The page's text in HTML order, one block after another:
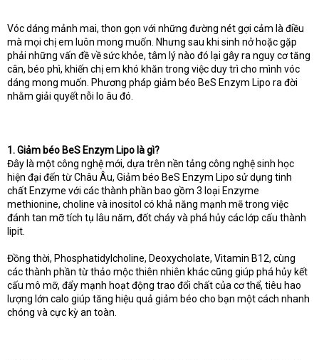
r
Vóc dáng mảnh mai, thon gọn với những đường nét gợi cảm là điều
mà mọi chị em luôn mong muốn. Nhưng sau khi sinh nở hoặc gặp
phải những vấn đề về sức khỏe, tâm lý nào đó lại gây ra nguy cơ tăng
cân, béo phì, khiến chị em khó khăn trong việc duy trì cho mình vóc
dáng mong muốn. Phương pháp giảm béo BeS Enzym Lipo ra đời
nhằm giải quyết nỗi lo âu đó.
1. Giảm béo BeS Enzym Lipo là gì?
Đây là một công nghệ mới, dựa trên nền tảng công nghệ sinh học
hiện đại đến từ Châu Âu, Giảm béo BeS Enzym Lipo sử dụng tinh
chất Enzyme với các thành phần bao gồm 3 loại Enzyme
methionine, choline và inositol có khả năng mạnh mẽ trong việc
đánh tan mỡ tích tụ lâu năm, đốt cháy và phá hủy các lớp cấu thành
lipit.
Đồng thời, Phosphatidylcholine, Deoxycholate, Vitamin B12, cùng
các thành phần từ thảo mộc thiên nhiên khác cũng giúp phá hủy kết
cấu mô mỡ, đẩy mạnh hoạt động trao đổi chất của cơ thể, tiêu hao
lượng lớn calo giúp tăng hiệu quả giảm béo cho bạn một cách nhanh
chóng và cực kỳ an toàn.